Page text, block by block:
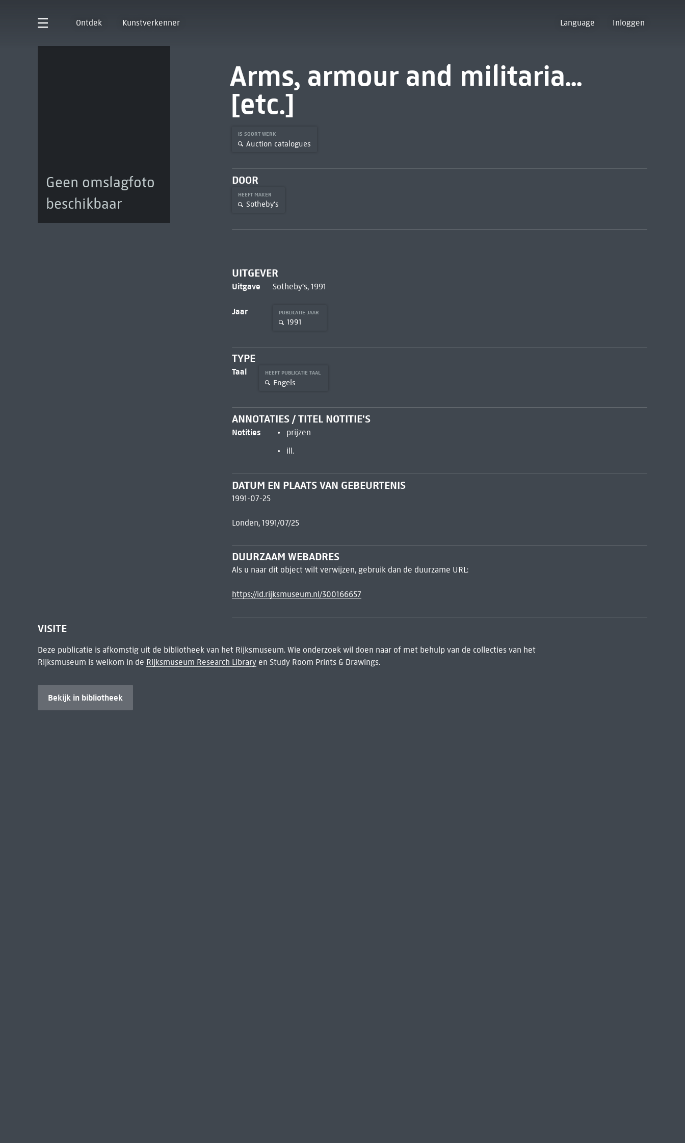
Ontdek Kunstverkenner Language Inloggen
Geen omslagfoto
beschikbaar
Arms, armour and militaria...
[etc.]
IS SOORT WERK
Auction catalogues
DOOR
HEEFT MAKER
Sotheby's
UITGEVER
Uitgave Sotheby's, 1991
Jaar PUBLICATIE JAAR
1991
TYPE
Taal HEEFT PUBLICATIE TAAL
Engels
ANNOTATIES / TITEL NOTITIE'S
Notities
prijzen
ill.
DATUM EN PLAATS VAN GEBEURTENIS
1991-07-25
Londen, 1991/07/25
DUURZAAM WEBADRES
Als u naar dit object wilt verwijzen, gebruik dan de duurzame URL:
https://id.rijksmuseum.nl/300166657
VISITE
Deze publicatie is afkomstig uit de bibliotheek van het Rijksmuseum. Wie onderzoek wil doen naar of met behulp van de collecties van het
Rijksmuseum is welkom in de Rijksmuseum Research Libraryen Study Room Prints & Drawings.
Bekijk in bibliotheek